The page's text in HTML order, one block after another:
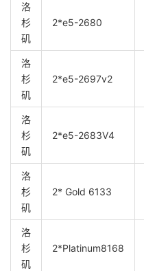
洛
杉
矶
2*e5-2680
洛
杉
矶
2*e5-2697v2
洛
杉
矶
2*e5-2683V4
洛
杉
矶
2* Gold 6133
洛
杉
矶
2*Platinum8168